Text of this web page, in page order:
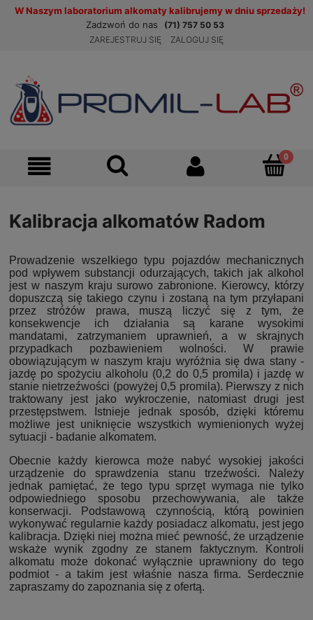
W Naszym laboratorium alkomaty kalibrujemy w dniu sprzedaży!
Zadzwoń do nas
(71) 757 50 53
ZAREJESTRUJ SIĘ
ZALOGUJ SIĘ
Kalibracja alkomatów Radom
Prowadzenie wszelkiego typu pojazdów mechanicznych
pod wpływem substancji odurzających, takich jak alkohol
jest w naszym kraju surowo zabronione. Kierowcy, którzy
dopuszczą się takiego czynu i zostaną na tym przyłapani
przez stróżów prawa, muszą liczyć się z tym, że
konsekwencje ich działania są karane wysokimi
mandatami, zatrzymaniem uprawnień, a w skrajnych
przypadkach pozbawieniem wolności. W prawie
obowiązującym w naszym kraju wyróżnia się dwa stany -
jazdę po spożyciu alkoholu (0,2 do 0,5 promila) i jazdę w
stanie nietrzeźwości (powyżej 0,5 promila). Pierwszy z nich
traktowany jest jako wykroczenie, natomiast drugi jest
przestępstwem. Istnieje jednak sposób, dzięki któremu
możliwe jest uniknięcie wszystkich wymienionych wyżej
sytuacji - badanie alkomatem.
Obecnie każdy kierowca może nabyć wysokiej jakości
urządzenie do sprawdzenia stanu trzeźwości. Należy
jednak pamiętać, że tego typu sprzęt wymaga nie tylko
odpowiedniego sposobu przechowywania, ale także
konserwacji. Podstawową czynnością, którą powinien
wykonywać regularnie każdy posiadacz alkomatu, jest jego
kalibracja. Dzięki niej można mieć pewność, że urządzenie
wskaże wynik zgodny ze stanem faktycznym. Kontroli
alkomatu może dokonać wyłącznie uprawniony do tego
podmiot - a takim jest właśnie nasza firma. Serdecznie
zapraszamy do zapoznania się z ofertą.